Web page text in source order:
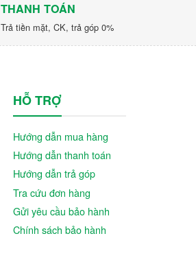
THANH TOÁN
Trả tiền mặt, CK, trả góp 0%
HỖ TRỢ
Hướng dẫn mua hàng
Hướng dẫn thanh toán
Hướng dẫn trả góp
Tra cứu đơn hàng
Gửi yêu cầu bảo hành
Chính sách bảo hành